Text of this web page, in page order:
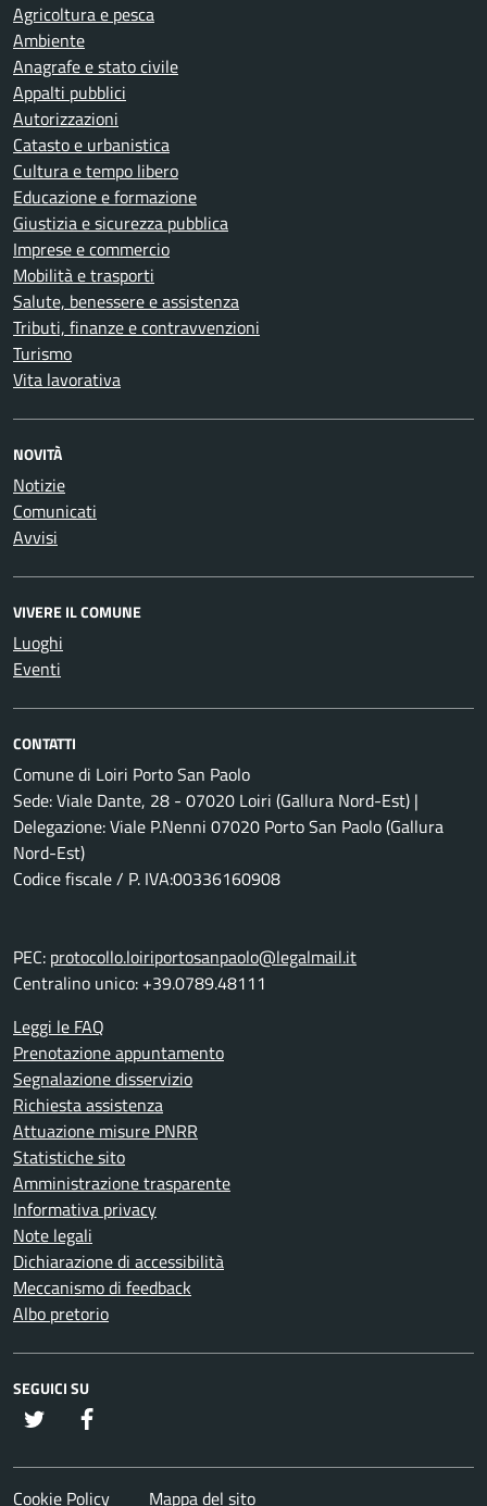
Agricoltura e pesca
Ambiente
Anagrafe e stato civile
Appalti pubblici
Autorizzazioni
Catasto e urbanistica
Cultura e tempo libero
Educazione e formazione
Giustizia e sicurezza pubblica
Imprese e commercio
Mobilità e trasporti
Salute, benessere e assistenza
Tributi, finanze e contravvenzioni
Turismo
Vita lavorativa
NOVITÀ
Notizie
Comunicati
Avvisi
VIVERE IL COMUNE
Luoghi
Eventi
CONTATTI
Comune di Loiri Porto San Paolo
Sede: Viale Dante, 28 - 07020 Loiri (Gallura Nord-Est) |
Delegazione: Viale P.Nenni 07020 Porto San Paolo (Gallura
Nord-Est)
Codice fiscale / P. IVA:00336160908
PEC: protocollo.loiriportosanpaolo@legalmail.it
Centralino unico: +39.0789.48111
Leggi le FAQ
Prenotazione appuntamento
Segnalazione disservizio
Richiesta assistenza
Attuazione misure PNRR
Statistiche sito
Amministrazione trasparente
Informativa privacy
Note legali
Dichiarazione di accessibilità
Meccanismo di feedback
Albo pretorio
SEGUICI SU
twitter
Cookie Policy Mappa del sito